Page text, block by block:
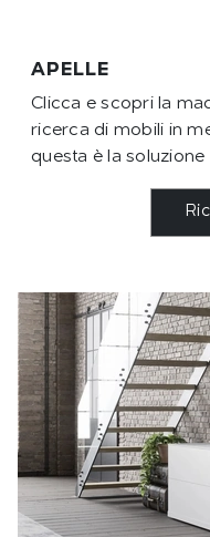
APELLE
Clicca e scopri la
ricerca di mobili in
questa è la